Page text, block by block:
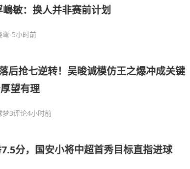
敏：换人并非赛前计划
弯-5小时前
后抢七逆转！吴晙诚模仿王之爆冲成关键
望有理
梦3评论4小时前
分，国安小将中超首秀目标直指进球